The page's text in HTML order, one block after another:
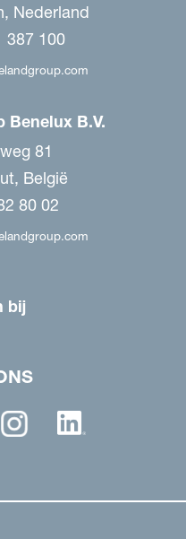
Nederland
100
Benelux B.V.
81
België
80 02
bij